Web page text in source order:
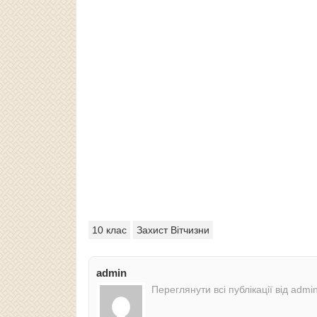
10 клас Захист Вітчизни
admin
Переглянути всі публікації від